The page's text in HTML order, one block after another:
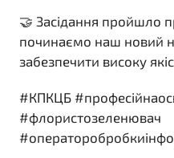
🤝 Засідання пройшло
починаємо наш новий
забезпечити високу
#КПКЦБ
#флористозеленювач